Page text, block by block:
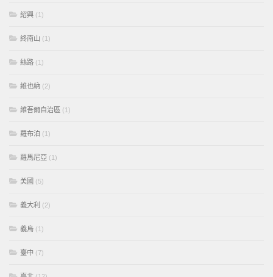
紹興 (1)
終南山 (1)
絲路 (1)
維也納 (2)
維吾爾自治區 (1)
羅布泊 (1)
羅馬尼亞 (1)
美國 (5)
義大利 (2)
義烏 (1)
臺中 (7)